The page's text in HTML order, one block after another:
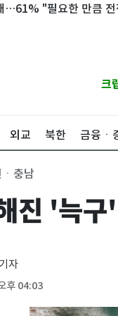
필요한 만큼 전쟁 견딜
크
외교 북한 금융ㆍ
충남
진 '늑구'
자
후 04:03